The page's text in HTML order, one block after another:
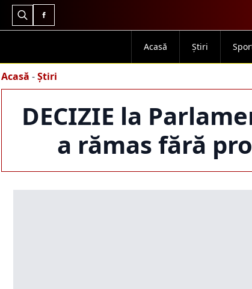
Search
Acasă Știri
Acasă -Știri
DECIZIE la
a rămas fără